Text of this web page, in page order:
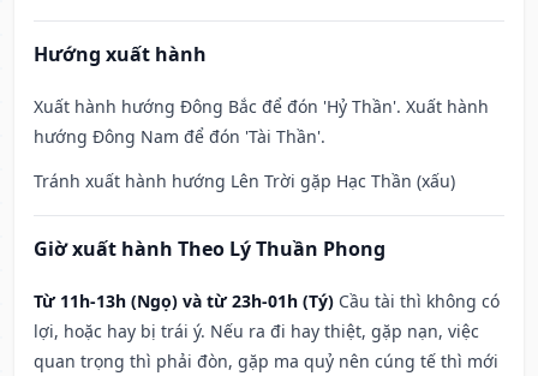
Hướng xuất hành
Xuất hành hướng Đông Bắc để đón 'Hỷ Thần'. Xuất hành
hướng Đông Nam để đón 'Tài Thần'.
Tránh xuất hành hướng Lên Trời gặp Hạc Thần (xấu)
Giờ xuất hành Theo Lý Thuần Phong
Từ 11h-13h (Ngọ) và từ 23h-01h (Tý) Cầu tài thì không có
lợi, hoặc hay bị trái ý. Nếu ra đi hay thiệt, gặp nạn, việc
quan trọng thì phải đòn, gặp ma quỷ nên cúng tế thì mới